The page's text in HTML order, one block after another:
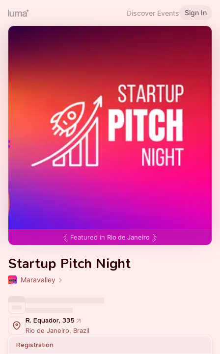
Discover Events Sign In
Featured in Rio de Janeiro
Startup Pitch Night
Maravalley
R. Equador, 335
Rio de Janeiro, Brazil
Registration